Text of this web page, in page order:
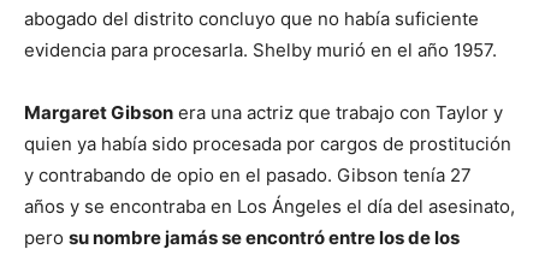
abogado del distrito concluyo que no había suficiente
evidencia para procesarla. Shelby murió en el año 1957.
Margaret Gibson era una actriz que trabajo con Taylor y
quien ya había sido procesada por cargos de prostitución
y contrabando de opio en el pasado. Gibson tenía 27
años y se encontraba en Los Ángeles el día del asesinato,
pero su nombre jamás se encontró entre los de los